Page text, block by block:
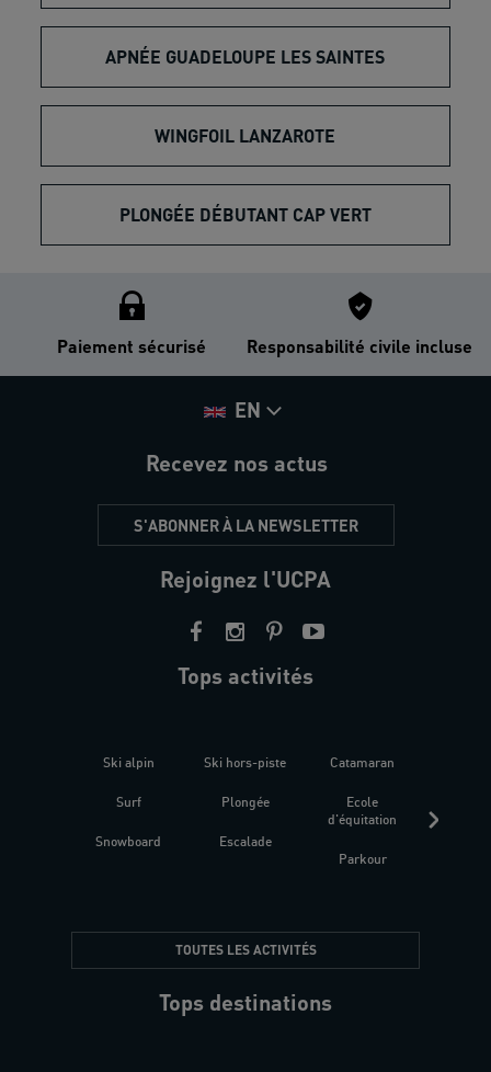
APNÉE GUADELOUPE LES SAINTES
WINGFOIL LANZAROTE
PLONGÉE DÉBUTANT CAP VERT
Paiement sécurisé Responsabilité civile incluse
EN
Recevez nos actus
S'ABONNER À LA NEWSLETTER
Rejoignez l'UCPA
Tops activités
Ski alpin
Surf
Snowboard
Ski hors-piste
Plongée
Escalade
Catamaran
Ecole
d'équitation
Parkour
TOUTES LES ACTIVITÉS
Tops destinations